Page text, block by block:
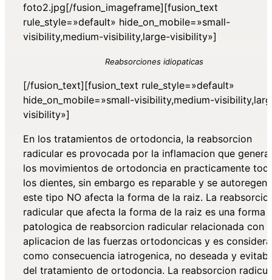
foto2.jpg[/fusion_imageframe][fusion_text
rule_style=»default» hide_on_mobile=»small-
visibility,medium-visibility,large-visibility»]
Reabsorciones idiopaticas
[/fusion_text][fusion_text rule_style=»default»
hide_on_mobile=»small-visibility,medium-
visibility»]
En los tratamientos de ortodoncia, la reabsorcion
radicular es provocada por la inflamacion que
los movimientos de ortodoncia en practicamente
los dientes, sin embargo es reparable y se
este tipo NO afecta la forma de la raiz. La
radicular que afecta la forma de la raiz es una forma
patologica de reabsorcion radicular relacionada con
aplicacion de las fuerzas ortodoncicas y es
como consecuencia iatrogenica, no deseada y
del tratamiento de ortodoncia. La reabsorcion